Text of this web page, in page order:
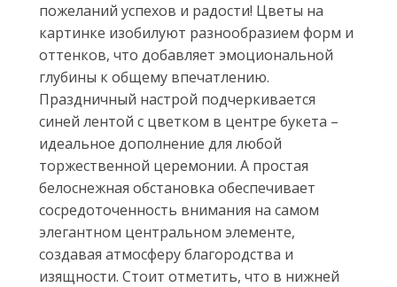
пожеланий успехов и радости! Цветы на
картинке изобилуют разнообразием форм и
оттенков, что добавляет эмоциональной
глубины к общему впечатлению.
Праздничный настрой подчеркивается
синей лентой с цветком в центре букета –
идеальное дополнение для любой
торжественной церемонии. А простая
белоснежная обстановка обеспечивает
сосредоточенность внимания на самом
элегантном центральном элементе,
создавая атмосферу благородства и
изящности. Стоит отметить, что в нижней